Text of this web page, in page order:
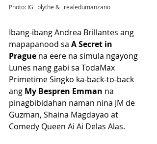
Photo: IG _blythe & _realedumanzano
Ibang-ibang Andrea Brillantes ang
mapapanood sa A Secret in
Prague na eere na simula ngayong
Lunes nang gabi sa TodaMax
Primetime Singko ka-back-to-back
ang My Bespren Emman na
pinagbibidahan naman nina JM de
Guzman, Shaina Magdayao at
Comedy Queen Ai Ai Delas Alas.